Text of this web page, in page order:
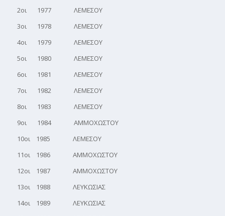
2οι 1977 ΛΕΜΕΣΟΥ
3οι 1978 ΛΕΜΕΣΟΥ
4οι 1979 ΛΕΜΕΣΟΥ
5οι 1980 ΛΕΜΕΣΟΥ
6οι 1981 ΛΕΜΕΣΟΥ
7οι 1982 ΛΕΜΕΣΟΥ
8οι 1983 ΛΕΜΕΣΟΥ
9οι 1984 ΑΜΜΟΧΩΣΤΟΥ
10οι 1985 ΛΕΜΕΣΟΥ
11οι 1986 ΑΜΜΟΧΩΣΤΟΥ
12οι 1987 ΑΜΜΟΧΩΣΤΟΥ
13οι 1988 ΛΕΥΚΩΣΙΑΣ
14οι 1989 ΛΕΥΚΩΣΙΑΣ